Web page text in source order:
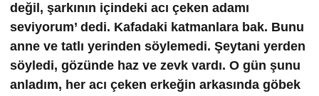
değil, şarkının içindeki acı çeken adamı
seviyorum’ dedi. Kafadaki katmanlara bak. Bunu
anne ve tatlı yerinden söylemedi. Şeytani yerden
söyledi, gözünde haz ve zevk vardı. O gün şunu
anladım, her acı çeken erkeğin arkasında göbek